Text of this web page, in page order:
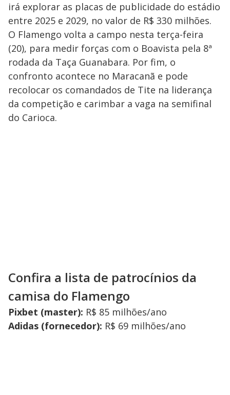
irá explorar as placas de publicidade do estádio
entre 2025 e 2029, no valor de R$ 330 milhões.
O Flamengo volta a campo nesta terça-feira
(20), para medir forças com o Boavista pela 8ª
rodada da Taça Guanabara. Por fim, o
confronto acontece no Maracanã e pode
recolocar os comandados de Tite na liderança
da competição e carimbar a vaga na semifinal
do Carioca.
Confira a lista de patrocínios da
camisa do Flamengo
Pixbet (master): R$ 85 milhões/ano
Adidas (fornecedor): R$ 69 milhões/ano